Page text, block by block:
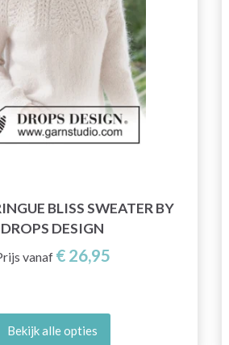
BLISS SWEATER BY
DROPS DESIGN
vanaf € 26,95
Bekijk alle opties